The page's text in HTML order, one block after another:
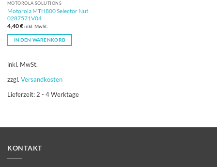
MOTOROLA SOLUTIONS
Motorola MTH800 Selector Nut
0287571V04
4,40€inkl. MwSt.
IN DEN WARENKORB
inkl. MwSt.
zzgl. Versandkosten
Lieferzeit:2 - 4 Werktage
KONTAKT